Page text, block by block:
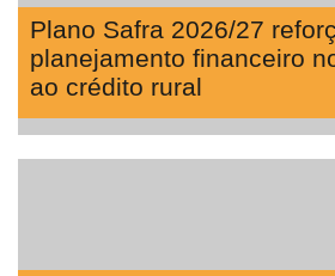
Plano Safra 2026/27
planejamento financeiro
ao crédito rural